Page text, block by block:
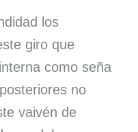
los
giro que
como seña
no
vaivén de